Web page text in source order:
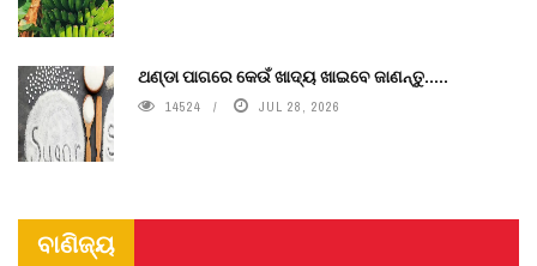
ଥଣ୍ଡା ପାଗରେ କେଉଁ ଖାଦ୍ୟ ଖାଇବେ ଜାଣନ୍ତୁ.....
14524 JUL 28, 2026
ବାଣିଜ୍ୟ